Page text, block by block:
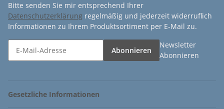
Bitte senden Sie mir entsprechend Ihrer
Datenschutzerklärung regelmäßig und jederzeit widerruflich
Informationen zu Ihrem Produktsortiment per E-Mail zu.
Abonnieren
Newsletter
Abonnieren
Gesetzliche Informationen